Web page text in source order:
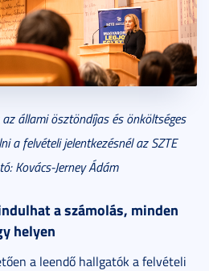
állami ösztöndíjas és önköltséges
a felvételi jelentkezésnél az SZTE
Kovács-Jerney Ádám
a számolás, minden
helyen
a leendő hallgatók a felvételi